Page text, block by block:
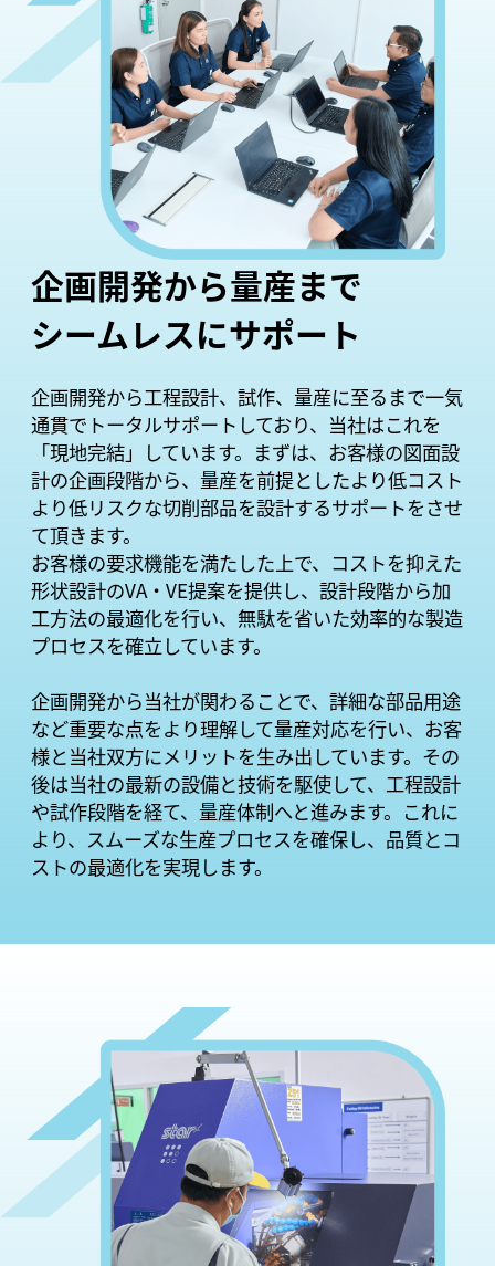
企画開発から量産まで
シームレスにサポート
企画開発から工程設計、試作、量産に至るまで一気
通貫でトータルサポートしており、当社はこれを
「現地完結」しています。まずは、お客様の図面設
計の企画段階から、量産を前提としたより低コスト
より低リスクな切削部品を設計するサポートをさせ
て頂きます。
お客様の要求機能を満たした上で、コストを抑えた
形状設計のVA・VE提案を提供し、設計段階から加
工方法の最適化を行い、無駄を省いた効率的な製造
プロセスを確立しています。
企画開発から当社が関わることで、詳細な部品用途
など重要な点をより理解して量産対応を行い、お客
様と当社双方にメリットを生み出しています。その
後は当社の最新の設備と技術を駆使して、工程設計
や試作段階を経て、量産体制へと進みます。これに
より、スムーズな生産プロセスを確保し、品質とコ
ストの最適化を実現します。